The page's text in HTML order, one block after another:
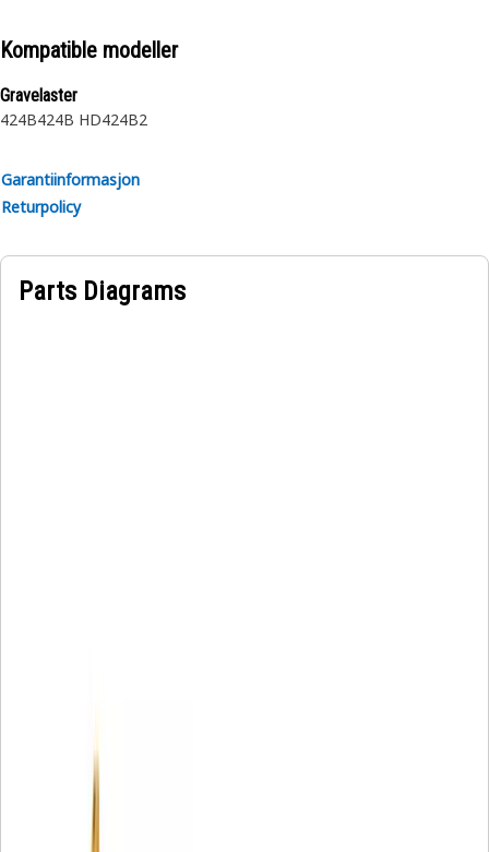
Kompatible modeller
Gravelaster
424B424B HD424B2
Garantiinformasjon
Returpolicy
Parts Diagrams